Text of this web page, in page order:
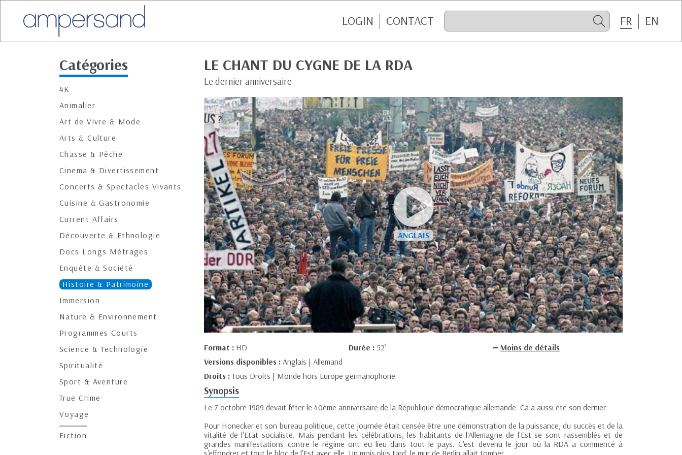
LOGIN CONTACT FR EN
Catégories
4K
Animalier
Art de Vivre & Mode
Arts & Culture
Chasse & Pêche
Cinema & Divertissement
Concerts & Spectacles Vivants
Cuisine & Gastronomie
Current Affairs
Découverte & Ethnologie
Docs Longs Métrages
Enquête & Société
Histoire & Patrimoine
Immersion
Nature & Environnement
Programmes Courts
Science & Technologie
Spiritualité
Sport & Aventure
True Crime
Voyage
Fiction
LE CHANT DU CYGNE DE LA RDA
Le dernier anniversaire
Format : HD Durée : 52’
Moins de détails
Versions disponibles : Anglais | Allemand
Droits :Tous Droits | Monde hors Europe germanophone
Synopsis
Le 7 octobre 1989 devait fêter le 40ème anniversaire de la République démocratique allemande. Ca a aussi été son dernier.
Pour Honecker et son bureau politique, cette journée était censée être une démonstration de la puissance, du succès et de la
vitalité de l'Etat socialiste. Mais pendant les célébrations, les habitants de l'Allemagne de l'Est se sont rassemblés et de
grandes manifestations contre le régime ont eu lieu dans tout le pays. C'est devenu le jour où la RDA a commencé à